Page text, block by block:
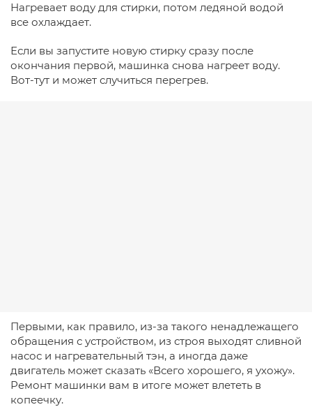
Нагревает воду для стирки, потом ледяной водой
все охлаждает.
Если вы запустите новую стирку сразу после
окончания первой, машинка снова нагреет воду.
Вот-тут и может случиться перегрев.
Первыми, как правило, из-за такого ненадлежащего
обращения с устройством, из строя выходят сливной
насос и нагревательный тэн, а иногда даже
двигатель может сказать «Всего хорошего, я ухожу».
Ремонт машинки вам в итоге может влететь в
копеечку.